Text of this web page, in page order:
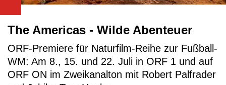
The Americas - Wilde Abenteuer
ORF-Premiere für Naturfilm-Reihe zur Fußball-
WM: Am 8., 15. und 22. Juli in ORF 1 und auf
ORF ON im Zweikanalton mit Robert Palfrader